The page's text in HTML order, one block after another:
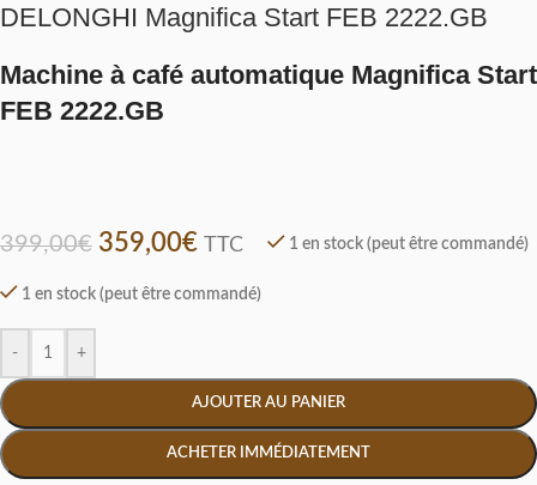
DELONGHI Magnifica Start FEB 2222.GB
Machine à café automatique Magnifica Start
FEB 2222.GB
399,00€ 359,00€ TTC 1 en stock (peut être commandé)
1 en stock (peut être commandé)
- +
AJOUTER AU PANIER
ACHETER IMMÉDIATEMENT